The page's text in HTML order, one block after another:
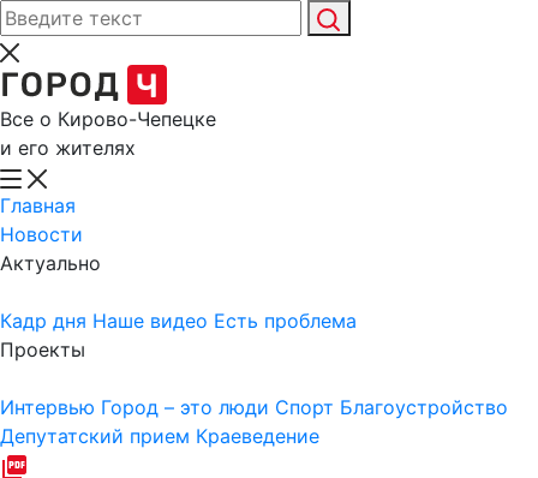
Все о Кирово-Чепецке
и его жителях
Главная
Новости
Актуально
Кадр дня Наше видео Есть проблема
Проекты
Интервью Город – это люди Спорт Благоустройство
Депутатский прием Краеведение